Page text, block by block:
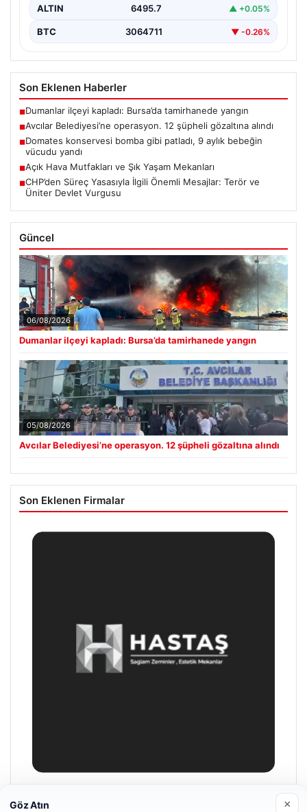
ALTIN 6495.7 ▲ +0.05%
BTC 3064711 ▼ -0.26%
Son Eklenen Haberler
■Dumanlar ilçeyi kapladı: Bursa’da tamirhanede yangın
■Avcılar Belediyesi’ne operasyon. 12 şüpheli gözaltına alındı
■Domates konservesi bomba gibi patladı, 9 aylık bebeğin
vücudu yandı
■Açık Hava Mutfakları ve Şık Yaşam Mekanları
■CHP’den Süreç Yasasıyla İlgili Önemli Mesajlar: Terör ve
Üniter Devlet Vurgusu
Güncel
06/08/2026
Dumanlar ilçeyi kapladı: Bursa’da tamirhanede yangın
05/08/2026
Avcılar Belediyesi’ne operasyon. 12 şüpheli gözaltına alındı
Son Eklenen Firmalar
Hastaş Beton
Göz Atın ×